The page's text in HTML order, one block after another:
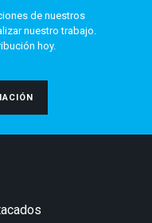
de nuestros
nuestro trabajo.
hoy.